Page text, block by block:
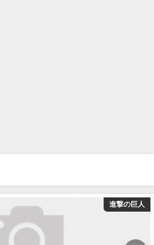
進撃の巨人